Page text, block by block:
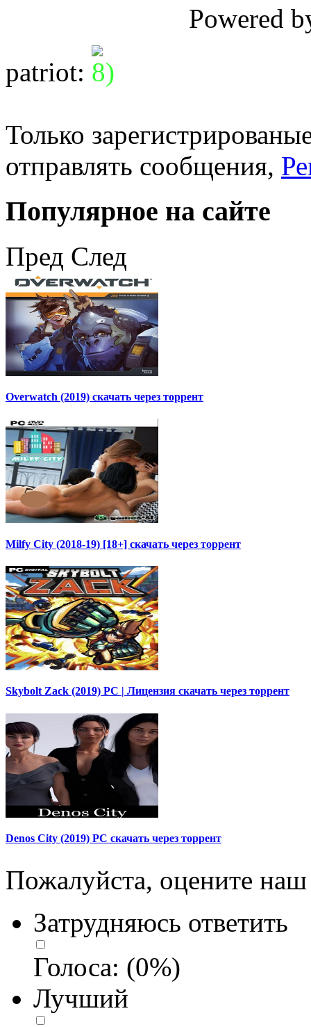
Powered
patriot:
Только
отправлять сообщения,
Популярное на сайте
Пред След
Overwatch (2019) скачать через торрент
Milfy City (2018-19) [18+] скачать через торрент
Skybolt Zack (2019) PC | Лицензия скачать через торрент
Denos City (2019) PC скачать через торрент
Пожалуйста, оцените наш
Затрудняюсь ответить
Голоса: (0%)
Лучший